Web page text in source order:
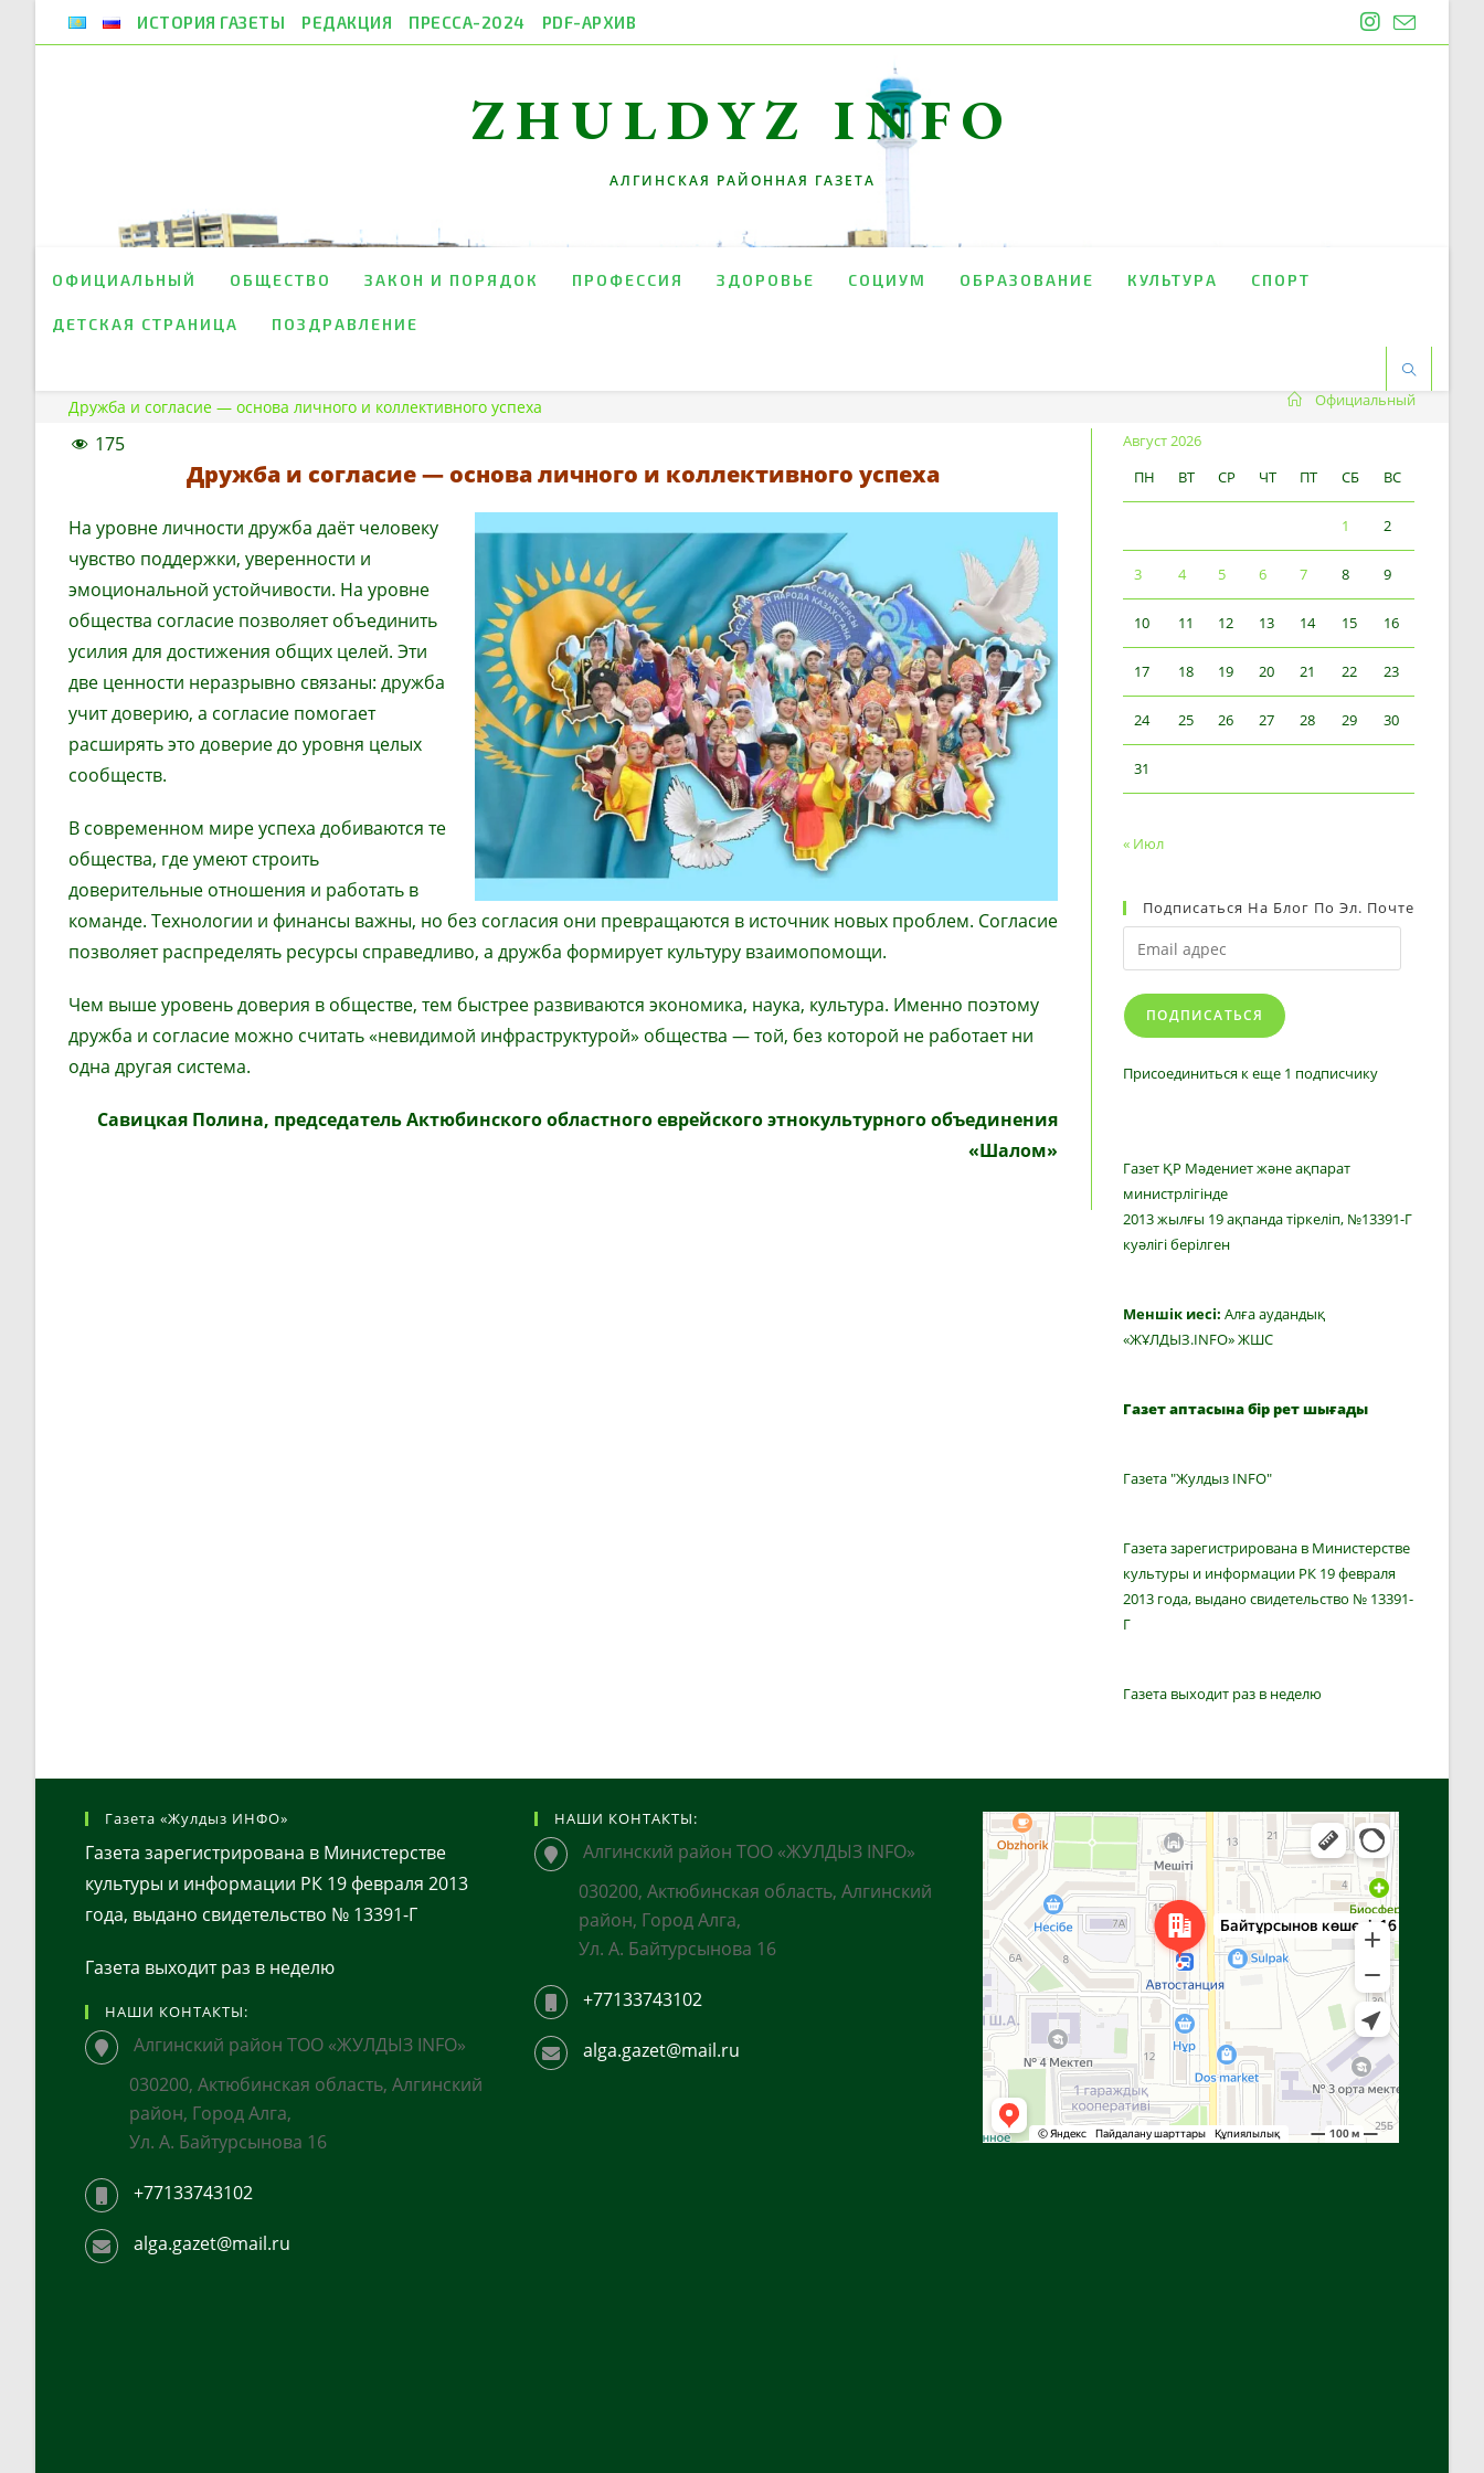
ИСТОРИЯ ГАЗЕТЫ РЕДАКЦИЯ ПРЕССА-2024 PDF-АРХИВ
ZHULDYZ INFO
АЛГИНСКАЯ РАЙОННАЯ ГАЗЕТА
ОФИЦИАЛЬНЫЙ ОБЩЕСТВО ЗАКОН И ПОРЯДОК ПРОФЕССИЯ ЗДОРОВЬЕ СОЦИУМ ОБРАЗОВАНИЕ КУЛЬТУРА СПОРТ
ДЕТСКАЯ СТРАНИЦА ПОЗДРАВЛЕНИЕ
Дружба и согласие — основа личного и коллективного успеха Официальный
175
Дружба и согласие — основа личного и коллективного успеха
На уровне личности дружба даёт человеку
чувство поддержки, уверенности и
эмоциональной устойчивости. На уровне
общества согласие позволяет объединить
усилия для достижения общих целей. Эти
две ценности неразрывно связаны: дружба
учит доверию, а согласие помогает
расширять это доверие до уровня целых
сообществ.
В современном мире успеха добиваются те
общества, где умеют строить
доверительные отношения и работать в
команде. Технологии и финансы важны, но без согласия они превращаются в источник новых проблем. Согласие
позволяет распределять ресурсы справедливо, а дружба формирует культуру взаимопомощи.
Чем выше уровень доверия в обществе, тем быстрее развиваются экономика, наука, культура. Именно поэтому
дружба и согласие можно считать «невидимой инфраструктурой» общества — той, без которой не работает ни
одна другая система.
Савицкая Полина, председатель Актюбинского областного еврейского этнокультурного объединения
«Шалом»
Август 2026
ПН
ВТ СР ЧТ ПТ СБ ВС
1 2
3 4 5 6 7 8 9
10 11 12 13 14 15 16
17 18 19 20 21 22 23
24 25 26 27 28 29 30
31
« Июл
Подписаться На Блог По Эл. Почте
Email
адрес
ПОДПИСАТЬСЯ
Присоединиться к еще 1 подписчику
Газет ҚР Мәдениет және ақпарат
министрлігінде
2013 жылғы 19 ақпанда тіркеліп, №13391-Г
куәлігі берілген
Меншік иесі: Алға аудандық
«ЖҰЛДЫЗ.INFO» ЖШС
Газет аптасына бір рет шығады
Газета "Жулдыз INFO"
Газета зарегистрирована в Министерстве
культуры и информации РК 19 февраля
2013 года, выдано свидетельство № 13391-
Г
Газета выходит раз в неделю
Газета «Жулдыз ИНФО»
Газета зарегистрирована в Министерстве
культуры и информации РК 19 февраля 2013
года, выдано свидетельство № 13391-Г
Газета выходит раз в неделю
НАШИ КОНТАКТЫ:
Алгинский район ТОО «ЖУЛДЫЗ INFO»
030200, Актюбинская область, Алгинский
район, Город Алга,
Ул. А. Байтурсынова 16
+77133743102
alga.gazet@mail.ru
НАШИ КОНТАКТЫ:
Алгинский район ТОО «ЖУЛДЫЗ INFO»
030200, Актюбинская область, Алгинский
район, Город Алга,
Ул. А. Байтурсынова 16
+77133743102
alga.gazet@mail.ru
Алга
Улица Байтурсынова, 16 — Яндекс Карты